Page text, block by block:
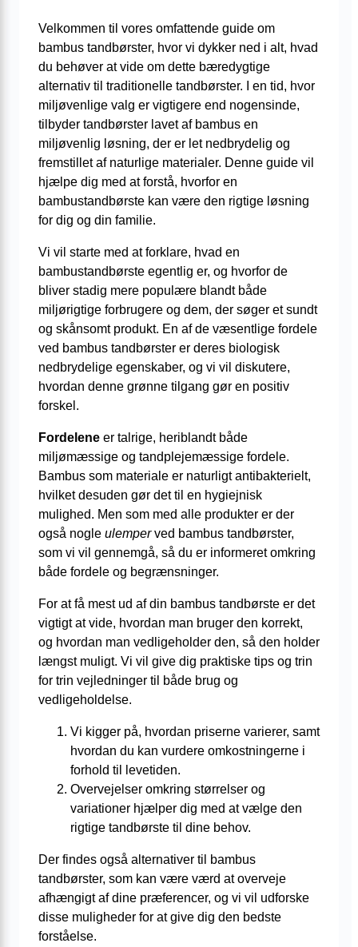
Velkommen til vores omfattende guide om
bambus tandbørster, hvor vi dykker ned i alt, hvad
du behøver at vide om dette bæredygtige
alternativ til traditionelle tandbørster. I en tid, hvor
miljøvenlige valg er vigtigere end nogensinde,
tilbyder tandbørster lavet af bambus en
miljøvenlig løsning, der er let nedbrydelig og
fremstillet af naturlige materialer. Denne guide vil
hjælpe dig med at forstå, hvorfor en
bambustandbørste kan være den rigtige løsning
for dig og din familie.
Vi vil starte med at forklare, hvad en
bambustandbørste egentlig er, og hvorfor de
bliver stadig mere populære blandt både
miljørigtige forbrugere og dem, der søger et sundt
og skånsomt produkt. En af de væsentlige fordele
ved bambus tandbørster er deres biologisk
nedbrydelige egenskaber, og vi vil diskutere,
hvordan denne grønne tilgang gør en positiv
forskel.
Fordelene er talrige, heriblandt både
miljømæssige og tandplejemæssige fordele.
Bambus som materiale er naturligt antibakterielt,
hvilket desuden gør det til en hygiejnisk
mulighed. Men som med alle produkter er der
også nogle ulemperved bambus tandbørster,
som vi vil gennemgå, så du er informeret omkring
både fordele og begrænsninger.
For at få mest ud af din bambus tandbørste er det
vigtigt at vide, hvordan man bruger den korrekt,
og hvordan man vedligeholder den, så den holder
længst muligt. Vi vil give dig praktiske tips og trin
for trin vejledninger til både brug og
vedligeholdelse.
Vi kigger på, hvordan priserne varierer, samt
hvordan du kan vurdere omkostningerne i
forhold til levetiden.
Overvejelser omkring størrelser og
variationer hjælper dig med at vælge den
rigtige tandbørste til dine behov.
Der findes også alternativer til bambus
tandbørster, som kan være værd at overveje
afhængigt af dine præferencer, og vi vil udforske
disse muligheder for at give dig den bedste
forståelse.